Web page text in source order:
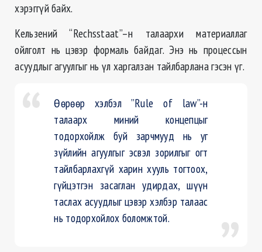
хэрэггүй байх.
Кельзений “Rechsstaat”–н талаархи материаллаг
ойлголт нь цэвэр формаль байдаг. Энэ нь процессын
асуудлыг агуулгыг нь үл харгалзан тайлбарлана гэсэн үг.
Өөрөөр хэлбэл ”Rule of law”-н
талаарх миний концепцыг
тодорхойлж буй зарчмууд нь уг
зүйлийн агуулгыг эсвэл зорилгыг огт
тайлбарлахгүй харин хууль тогтоох,
гүйцэтгэн засаглан удирдах, шүүн
таслах асуудлыг цэвэр хэлбэр талаас
нь тодорхойлох боломжтой.